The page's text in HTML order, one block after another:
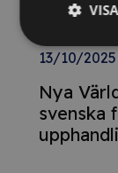
13/10/2025
Nya
svenska